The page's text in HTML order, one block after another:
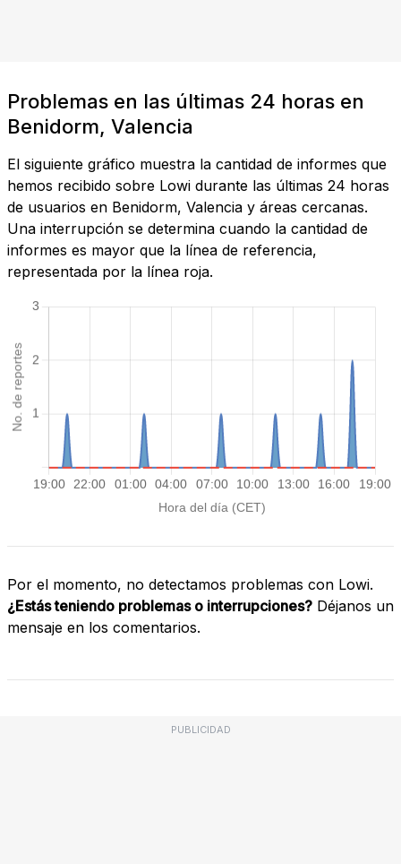
Problemas en las últimas 24 horas en
Benidorm, Valencia
El siguiente gráfico muestra la cantidad de informes que
hemos recibido sobre Lowi durante las últimas 24 horas
de usuarios en Benidorm, Valencia y áreas cercanas.
Una interrupción se determina cuando la cantidad de
informes es mayor que la línea de referencia,
representada por la línea roja.
Por el momento, no detectamos problemas con Lowi.
¿Estás teniendo problemas o interrupciones? Déjanos un
mensaje en los comentarios.
PUBLICIDAD